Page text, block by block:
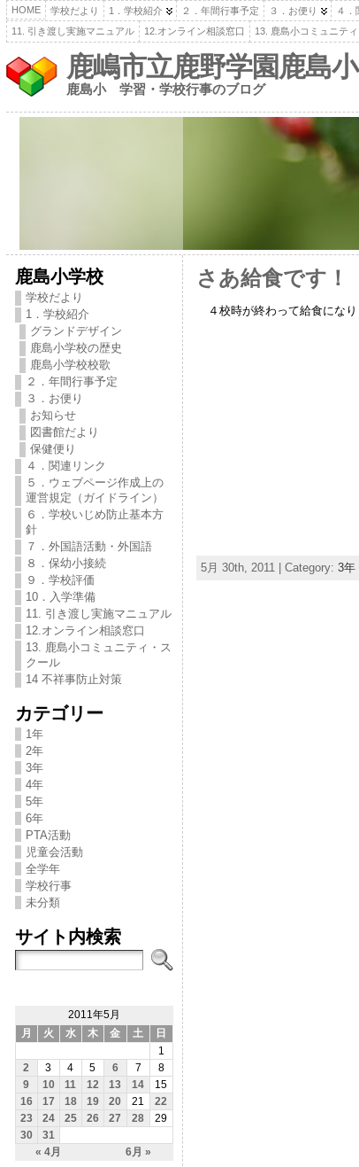
HOME 学校だより 1．学校紹介 ２．年間行事予定 ３．お便り ４．
11. 引き渡し実施マニュアル
12.オンライン相談窓口 13. 鹿島小コミュニテ
鹿嶋市立鹿野学園鹿島
鹿島小 学習・学校行事のブログ
鹿島小学校
学校だより
1．学校紹介
グランドデザイン
鹿島小学校の歴史
鹿島小学校校歌
２．年間行事予定
３．お便り
お知らせ
図書館だより
保健便り
４．関連リンク
５．ウェブページ作成上の
運営規定（ガイドライン）
６．学校いじめ防止基本方
針
７．外国語活動・外国語
８．保幼小接続
９．学校評価
10．入学準備
11. 引き渡し実施マニュアル
12.オンライン相談窓口
13. 鹿島小コミュニティ・ス
クール
14 不祥事防止対策
カテゴリー
1年
2年
3年
4年
5年
6年
PTA活動
児童会活動
全学年
学校行事
未分類
サイト内検索
2011年5月
月
火 水 木 金 土 日
« 4月 6月 »
1
2
3 4 5 6 7
8
9
10 11 12 13 14
15
16
17 18 19 20 21
22
23
24 25 26 27 28
29
30
31
さあ給食です！
４校時が終わって給食になり
5月 30th, 2011 | Category: 3年